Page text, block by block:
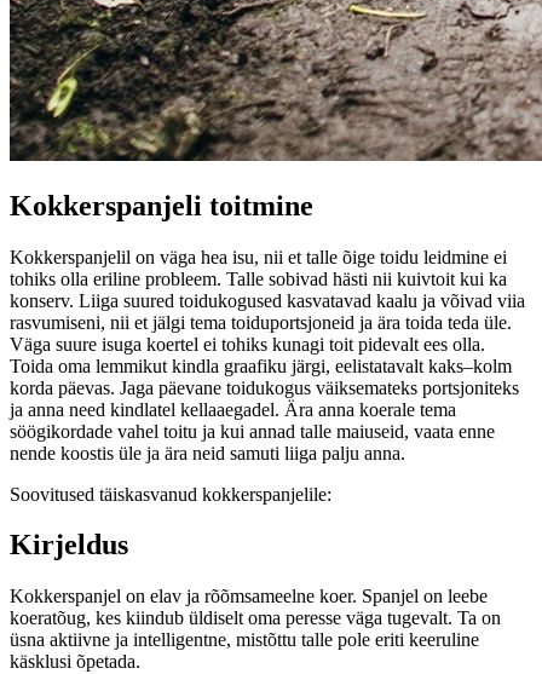
Kokkerspanjeli toitmine
Kokkerspanjelil on väga hea isu, nii et talle õige toidu leidmine ei
tohiks olla eriline probleem. Talle sobivad hästi nii kuivtoit kui ka
konserv. Liiga suured toidukogused kasvatavad kaalu ja võivad viia
rasvumiseni, nii et jälgi tema toiduportsjoneid ja ära toida teda üle.
Väga suure isuga koertel ei tohiks kunagi toit pidevalt ees olla.
Toida oma lemmikut kindla graafiku järgi, eelistatavalt kaks–kolm
korda päevas. Jaga päevane toidukogus väiksemateks portsjoniteks
ja anna need kindlatel kellaaegadel. Ära anna koerale tema
söögikordade vahel toitu ja kui annad talle maiuseid, vaata enne
nende koostis üle ja ära neid samuti liiga palju anna.
Soovitused täiskasvanud kokkerspanjelile:
Kirjeldus
Kokkerspanjel on elav ja rõõmsameelne koer. Spanjel on leebe
koeratõug, kes kiindub üldiselt oma peresse väga tugevalt. Ta on
üsna aktiivne ja intelligentne, mistõttu talle pole eriti keeruline
käsklusi õpetada.